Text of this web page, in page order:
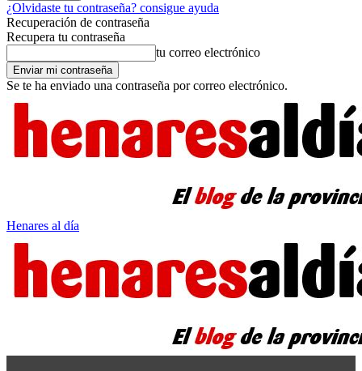
¿Olvidaste tu contraseña? consigue ayuda
Recuperación de contraseña
Recupera tu contraseña
tu correo electrónico
Se te ha enviado una contraseña por correo electrónico.
Henares al día